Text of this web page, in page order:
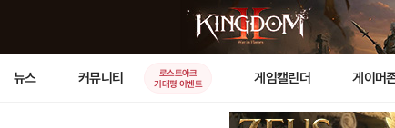
뉴스 커뮤니티
로스트아크
기대평 이벤트
게임캘린더 게이머